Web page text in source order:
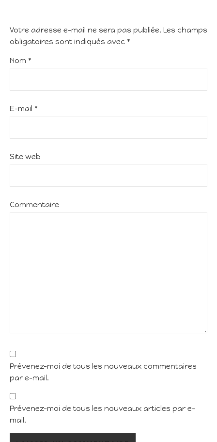
Votre adresse e-mail ne sera pas publiée. Les champs
obligatoires sont indiqués avec *
Nom *
E-mail *
Site web
Commentaire
Prévenez-moi de tous les nouveaux commentaires
par e-mail.
Prévenez-moi de tous les nouveaux articles par e-
mail.